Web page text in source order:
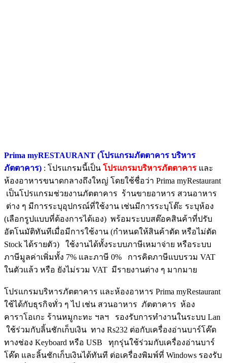
Prima myRESTAURANT (โปรแกรมภัตตาคาร บริหาร
ภัตตาคาร) : โปรแกรมนี้เป็น โปรแกรมบริหารภัตตาคาร และ
ห้องอาหารขนาดกลางถึงใหญ่ โดยใช้ชื่อว่า Prima myRestaurant
เป็นโปรแกรมช่วยงานภัตตาคาร ร้านขายอาหาร สวนอาหาร
ต่าง ๆ มีการระบุอุปกรณ์ที่ใช้งาน เช่นมีการระบุโต๊ะ ระบุห้อง
(เลือกรูปแบบที่ต้องการได้เอง) พร้อมระบบสต๊อคสินค้าที่ปรับ
อัตโนมัติทันทีเมื่อมีการใช้งาน (กำหนดให้สินค้าตัด หรือไม่ตัด
Stock ได้รายตัว) ใช้งานได้ทั้งระบบภาษีเหมาจ่าย หรือระบบ
ภาษีมูลค่าเพิ่มทั้ง 7% และภาษี 0% การคิดภาษีแบบรวม VAT
ในตัวแล้ว หรือ ยังไม่รวม VAT มีรายงานต่าง ๆ มากมาย
โปรแกรมบริหารภัตตาคาร และห้องอาหาร Prima myRestaurant
ใช้ได้กับธุรกิจทั่ว ๆ ไป เช่น สวนอาหาร ภัตตาคาร ห้อง
คาราโอเกะ ร้านหมูกะทะ ฯลฯ รองรับการทำงานในระบบ Lan
ใช้ร่วมกับลิ้นชักเก็บเงิน ทาง Rs232 ต่อกับเครื่องอ่านบาร์โค๊ด
ทางช่อง Keyboard หรือ USB ทุกรุ่นใช้ร่วมกับเครื่องอ่านบาร์
โค๊ด และลิ้นชักเก็บเงินได้ทันที ต่อเครื่องพิมพ์ที่ Windows รองรับ